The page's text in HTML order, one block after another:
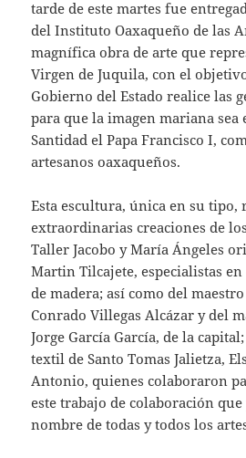
tarde de este martes fue
del Instituto Oaxaqueño de las
magnífica obra de arte que
Virgen de Juquila, con el
Gobierno del Estado realice las
para que la imagen mariana sea
Santidad el Papa Francisco I,
artesanos oaxaqueños.
Esta escultura, única en su tipo,
extraordinarias creaciones de
Taller Jacobo y María Ángeles
Martin Tilcajete, especialistas
de madera; así como del
Conrado Villegas Alcázar y del
Jorge García García, de la
textil de Santo Tomas Jalietza,
Antonio, quienes colaboraron
este trabajo de colaboración
nombre de todas y todos los